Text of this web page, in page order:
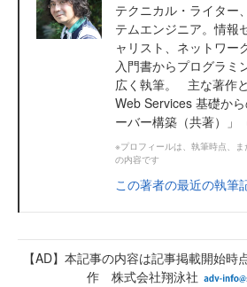
テクニカル・ライター
テムエンジニア。情報
ャリスト、ネットワー
入門書からプログラミ
広く執筆。 主な著作
Web Services 基礎か
ーバー構築（共著）」
※プロフィールは、執筆時点、
の内容です
この著者の最近の執筆
【AD】本記事の内容は記事掲載開始
作 株式会社翔泳社